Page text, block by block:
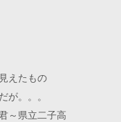
えたもの
が。。。
～県立二子高